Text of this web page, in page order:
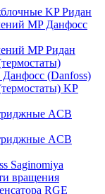
KP Ридан
MP Данфосс
MP Ридан
(Danfoss)
KP
ACB
ACB
Saginomiya
вращения
RGE